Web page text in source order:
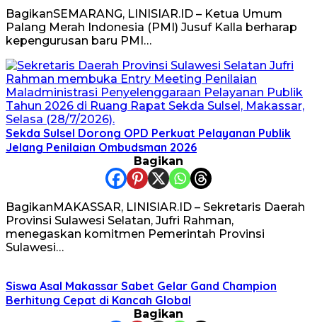
BagikanSEMARANG, LINISIAR.ID – Ketua Umum
Palang Merah Indonesia (PMI) Jusuf Kalla berharap
kepengurusan baru PMI…
Sekda Sulsel Dorong OPD Perkuat Pelayanan Publik
Jelang Penilaian Ombudsman 2026
Bagikan
BagikanMAKASSAR, LINISIAR.ID – Sekretaris Daerah
Provinsi Sulawesi Selatan, Jufri Rahman,
menegaskan komitmen Pemerintah Provinsi
Sulawesi…
Siswa Asal Makassar Sabet Gelar Gand Champion
Berhitung Cepat di Kancah Global
Bagikan